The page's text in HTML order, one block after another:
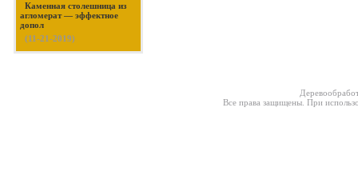
Каменная столешница из
агломерат — эффектное
допол
(11-21-2019)
Все права защищены. При